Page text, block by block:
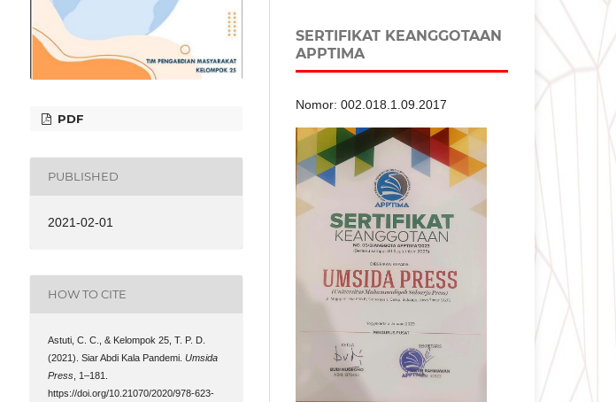
PDF
PUBLISHED
2021-02-01
HOW TO CITE
Astuti, C. C., & Kelompok 25, T. P. D.
(2021). Siar Abdi Kala Pandemi.Umsida
Press , 1–181.
https://doi.org/10.21070/2020/978-623-
SERTIFIKAT KEANGGOTAAN
APPTIMA
Nomor: 002.018.1.09.2017